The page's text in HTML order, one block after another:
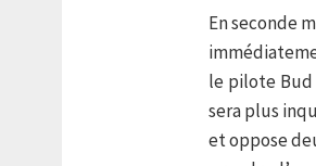
En seconde
le pilote Bud
sera plus
et oppose